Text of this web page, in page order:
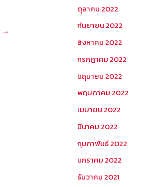
→
ตุลาคม 2022
กันยายน 2022
สิงหาคม 2022
กรกฎาคม 2022
มิถุนายน 2022
พฤษภาคม 2022
เมษายน 2022
มีนาคม 2022
กุมภาพันธ์ 2022
มกราคม 2022
ธันวาคม 2021